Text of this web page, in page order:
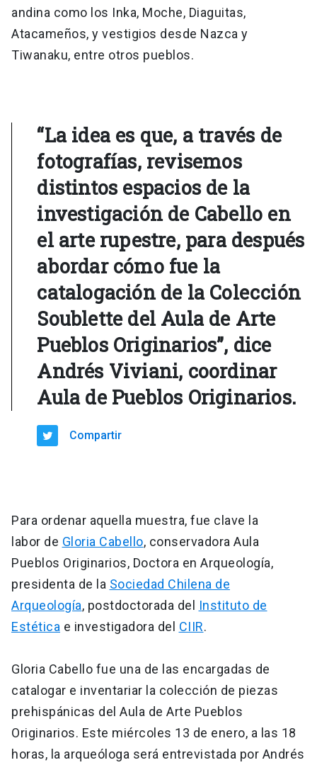
andina como los Inka, Moche, Diaguitas,
Atacameños, y vestigios desde Nazca y
Tiwanaku, entre otros pueblos.
“La idea es que, a través de
fotografías, revisemos
distintos espacios de la
investigación de Cabello en
el arte rupestre, para después
abordar cómo fue la
catalogación de la Colección
Soublette del Aula de Arte
Pueblos Originarios”, dice
Andrés Viviani, coordinar
Aula de Pueblos Originarios.
Compartir
Para ordenar aquella muestra, fue clave la
labor de Gloria Cabello, conservadora Aula
Pueblos Originarios, Doctora en Arqueología,
presidenta de la Sociedad Chilena de
Arqueología, postdoctorada del
Instituto de
Estética e investigadora del CIIR.
Gloria Cabello fue una de las encargadas de
catalogar e inventariar la colección de piezas
prehispánicas del Aula de Arte Pueblos
Originarios. Este miércoles 13 de enero, a las 18
horas, la arqueóloga será entrevistada por Andrés